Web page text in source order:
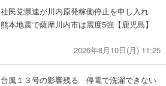
社民党県連が川内原発稼働停止を申し入れ
熊本地震で薩摩川内市は震度5強【鹿児島】
2026年8月10日(月) 11:25
台風１３号の影響残る 停電で洗濯できない